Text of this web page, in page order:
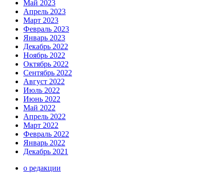
Май 2023
Апрель 2023
Март 2023
Февраль 2023
Январь 2023
Декабрь 2022
Ноябрь 2022
Октябрь 2022
Сентябрь 2022
Август 2022
Июль 2022
Июнь 2022
Май 2022
Апрель 2022
Март 2022
Февраль 2022
Январь 2022
Декабрь 2021
о редакции